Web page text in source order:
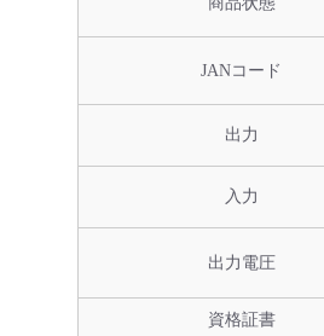
JANコード
出力
入力
出力電圧
資格証書